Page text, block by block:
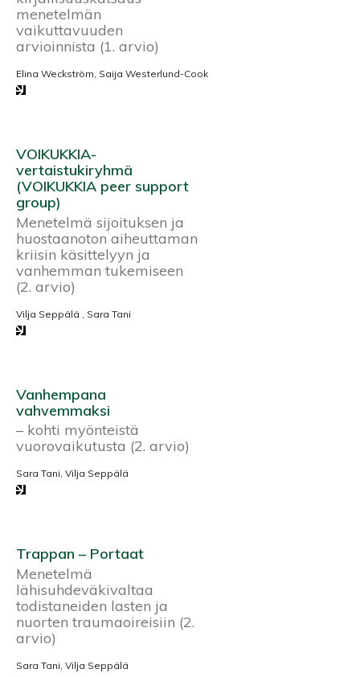
menetelmän
vaikuttavuuden
arvioinnista (1. arvio)
Elina Weckström, Saija Westerlund-Cook
VOIKUKKIA-
vertaistukiryhmä
(VOIKUKKIA peer support
group)
Menetelmä sijoituksen ja
huostaanoton aiheuttaman
kriisin käsittelyyn ja
vanhemman tukemiseen
(2. arvio)
Vilja Seppälä , Sara Tani
Vanhempana
vahvemmaksi
– kohti myönteistä
vuorovaikutusta (2. arvio)
Sara Tani, Vilja Seppälä
Trappan – Portaat
Menetelmä
lähisuhdeväkivaltaa
todistaneiden lasten ja
nuorten traumaoireisiin (2.
arvio)
Sara Tani, Vilja Seppälä